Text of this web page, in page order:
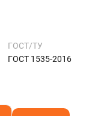
ГОСТ/ТУ
ГОСТ 1535-2016